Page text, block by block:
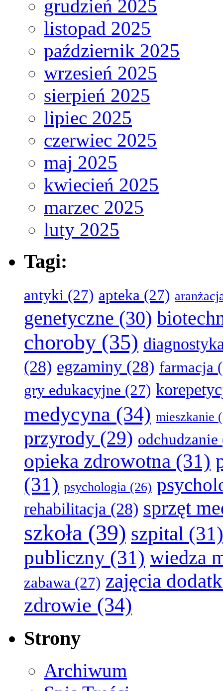
grudzień 2025
listopad 2025
październik 2025
wrzesień 2025
sierpień 2025
lipiec 2025
czerwiec 2025
maj 2025
kwiecień 2025
marzec 2025
luty 2025
Tagi:
antyki (27) apteka (27)
genetyczne (30)
choroby (35)
(28) egzaminy (28) farmacja
gry edukacyjne (27)
medycyna (34) mieszkanie
przyrody (29) odchudzanie
opieka zdrowotna (31)
(31) psychologia (26)
rehabilitacja (28) sprzęt
szkoła (39) szpital (31)
publiczny (31) wiedza
zabawa (27) zajęcia
zdrowie (34)
Strony
Archiwum